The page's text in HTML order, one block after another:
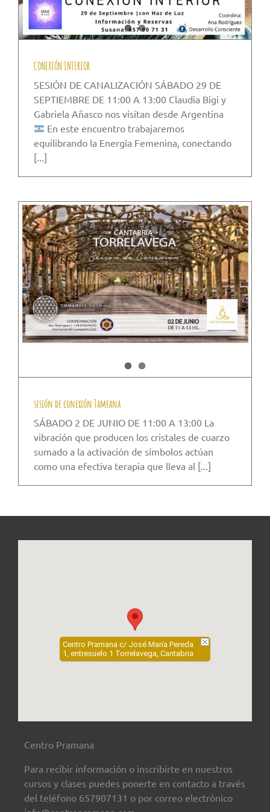
CONEXIÓN INTERIOR
SESIÓN DE CANALIZACIÓN SÁBADO 29 DE
SEPTIEMBRE DE 11:00 A 13:00 Claudia Bigi y
Gabriela Añasco nos visitan desde Argentina
En este encuentro trabajaremos
equilibrando la Energía Femenina, conectando
[...]
sesión de conexión Tameana
SÁBADO 2 DE JUNIO DE 11:00 A 13:00 La
vibración que producen los cristales de cuarzo
sumado a la activación de símbolos actúan
como una efectiva terapia que lleva al [...]
Centro Pramana c/ José María Pereda
1, entresuelo 1 Torrelavega, Cantabria
Centro Pramana
Para recibir información o inscribirte en nuestros
cursos y clases puedes ponerte en contacto a través
del teléfono 657907131 o por correo electrónico